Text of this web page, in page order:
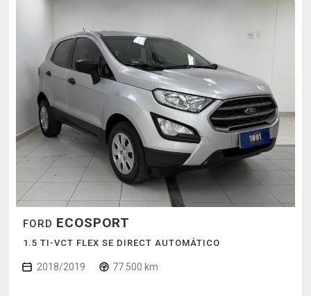
FORD ECOSPORT
1.5 TI-VCT FLEX SE DIRECT AUTOMÁTICO
2018/2019 77.500 km